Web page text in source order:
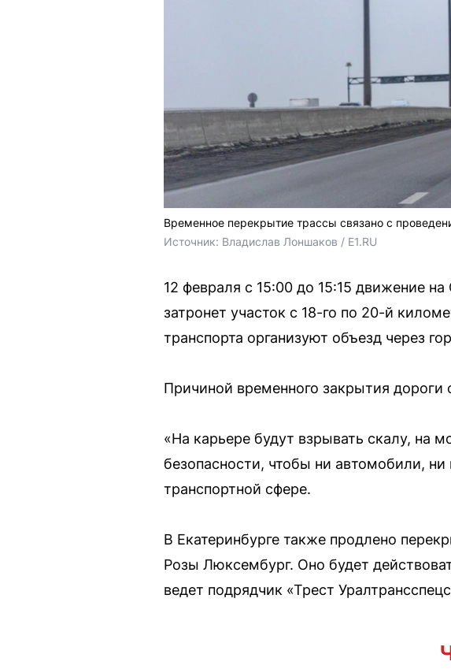
Временное перекрытие трассы связано с
Источник: Владислав Лоншаков / E1.RU
12 февраля с 15:00 до 15:15 движение
затронет участок с 18-го по 20-й
транспорта организуют объезд через
Причиной временного закрытия
«На карьере будут взрывать скалу, на
безопасности, чтобы ни автомобили,
транспортной сфере.
В Екатеринбурге также продлено
Розы Люксембург. Оно будет
ведет подрядчик «Трест